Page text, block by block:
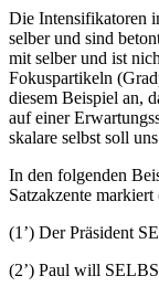
Die Intensifikatoren
selber und sind
mit selber und ist
Fokuspartikeln
diesem Beispiel an,
auf einer
skalare selbst soll
In den folgenden
Satzakzente
(1’) Der Präsident
(2’) Paul will